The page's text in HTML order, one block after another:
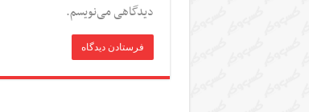
دیدگاهی می‌نویسم.